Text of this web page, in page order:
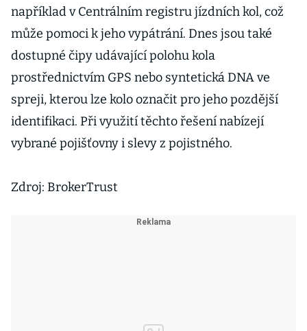
například v Centrálním registru jízdních kol, což
může pomoci k jeho vypátrání. Dnes jsou také
dostupné čipy udávající polohu kola
prostřednictvím GPS nebo syntetická DNA ve
spreji, kterou lze kolo označit pro jeho pozdější
identifikaci. Při využití těchto řešení nabízejí
vybrané pojišťovny i slevy z pojistného.
Zdroj: BrokerTrust